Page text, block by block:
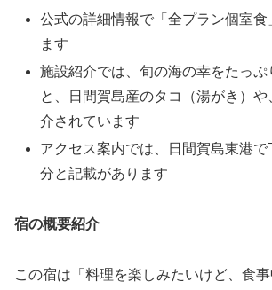
公式の詳細情報で「全プラン個室食
ます
施設紹介では、旬の海の幸をたっぷ
と、日間賀島産のタコ（湯がき）
介されています
アクセス案内では、日間賀島東港
分と記載があります
宿の概要紹介
この宿は「料理を楽しみたいけど、食